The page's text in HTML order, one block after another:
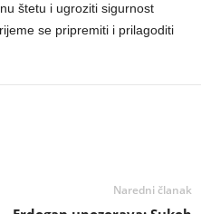
štetu i ugroziti sigurnost
se pripremiti i prilagoditi
Naredni članak